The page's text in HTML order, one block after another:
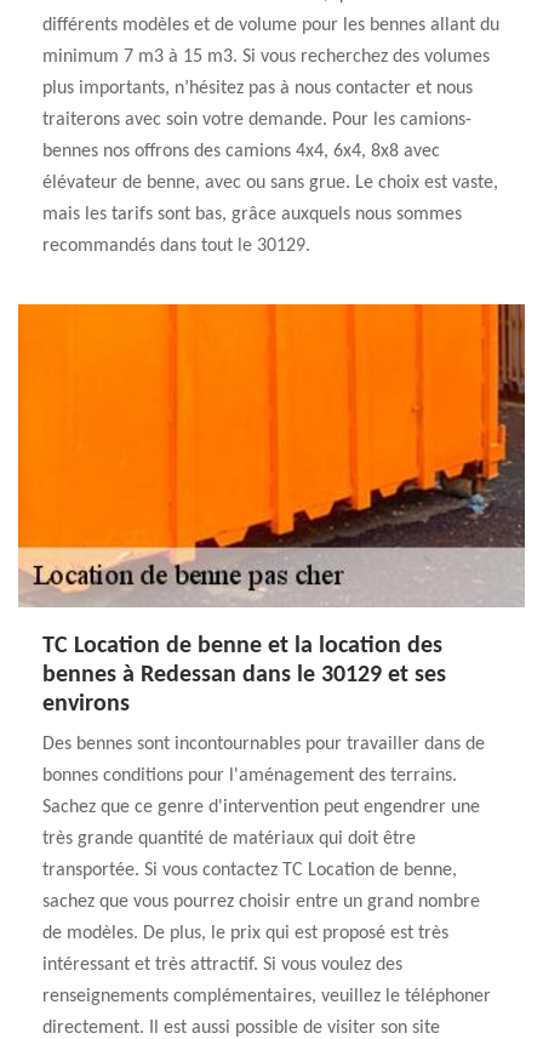
différents modèles et de volume pour les bennes allant du
minimum 7 m3 à 15 m3. Si vous recherchez des volumes
plus importants, n’hésitez pas à nous contacter et nous
traiterons avec soin votre demande. Pour les camions-
bennes nos offrons des camions 4x4, 6x4, 8x8 avec
élévateur de benne, avec ou sans grue. Le choix est vaste,
mais les tarifs sont bas, grâce auxquels nous sommes
recommandés dans tout le 30129.
TC Location de benne et la location des
bennes à Redessan dans le 30129 et ses
environs
Des bennes sont incontournables pour travailler dans de
bonnes conditions pour l'aménagement des terrains.
Sachez que ce genre d'intervention peut engendrer une
très grande quantité de matériaux qui doit être
transportée. Si vous contactez TC Location de benne,
sachez que vous pourrez choisir entre un grand nombre
de modèles. De plus, le prix qui est proposé est très
intéressant et très attractif. Si vous voulez des
renseignements complémentaires, veuillez le téléphoner
directement. Il est aussi possible de visiter son site